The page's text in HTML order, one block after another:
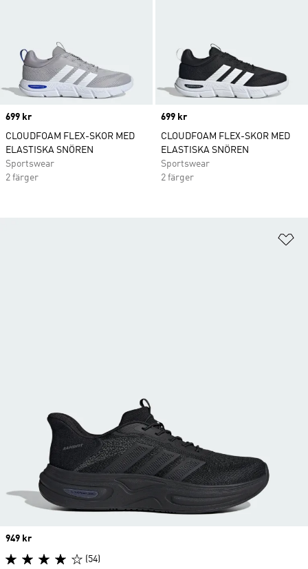
Price
699 kr
CLOUDFOAM FLEX-SKOR MED
ELASTISKA SNÖREN
Sportswear
2 färger
Price
699 kr
CLOUDFOAM FLEX-SKOR MED
ELASTISKA SNÖREN
Sportswear
2 färger
Price
949 kr
(54)